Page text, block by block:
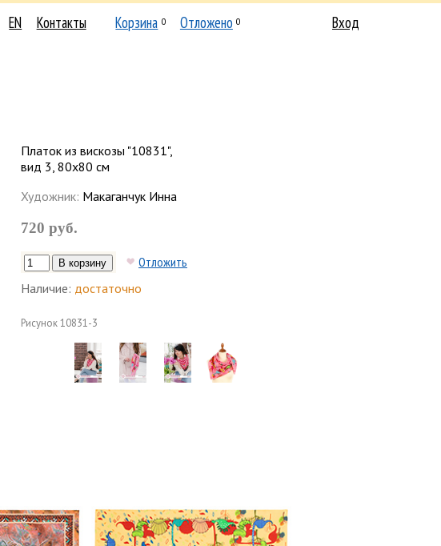
EN Контакты Корзина 0 Отложено 0 Вход
Платок из вискозы "10831",
вид 3, 80х80 см
Художник: Макаганчук Инна
720 руб.
Отложить
Наличие: достаточно
Рисунок10831-3